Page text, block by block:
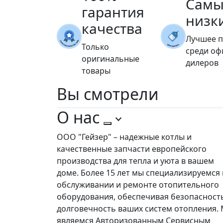
гарантия
качества
Только
оригинальные
товары
Лучшее
среди
дилеров
Вы смотрели
О нас
ООО "Гейзер" – надежные котлы и
качественные запчасти европейского
производства для тепла и уюта в вашем
доме. Более 15 лет мы специализируемся
обслуживании и ремонте отопительного
оборудования, обеспечивая
долговечность ваших систем
являемся Авторизованным Сервисным